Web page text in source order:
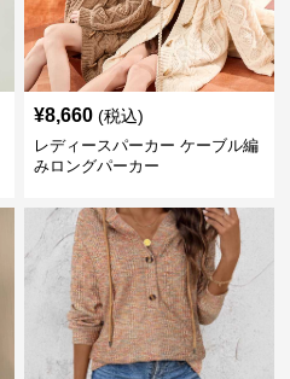
¥8,660 (税込)
レディースパーカー ケーブル編
みロングパーカー